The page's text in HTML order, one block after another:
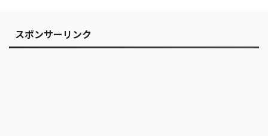
スポンサーリンク